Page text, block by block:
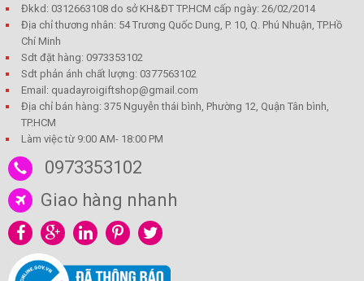
Đkkd: 0312663108 do sở KH&ĐT TP.HCM cấp ngày: 26/02/2014
Địa chỉ thương nhân: 54 Trương Quốc Dung, P. 10, Q. Phú Nhuận, TP.Hồ
Chí Minh
Sdt đặt hàng: 0973353102
Sdt phản ánh chất lượng: 0377563102
Email: quadayroigiftshop@gmail.com
Địa chỉ bán hàng: 375 Nguyễn thái bình, Phường 12, Quận Tân bình,
TP.HCM
Làm việc từ 9:00 AM- 18:00 PM
0973353102
Giao hàng nhanh